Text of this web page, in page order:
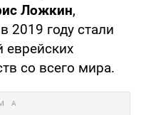
Ложкин,
2019 году стали
еврейских
со всего мира.